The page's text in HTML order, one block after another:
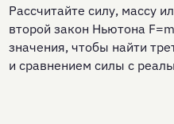
Рассчитайте силу, массу
второй закон Ньютона
значения, чтобы найти
и сравнением силы с